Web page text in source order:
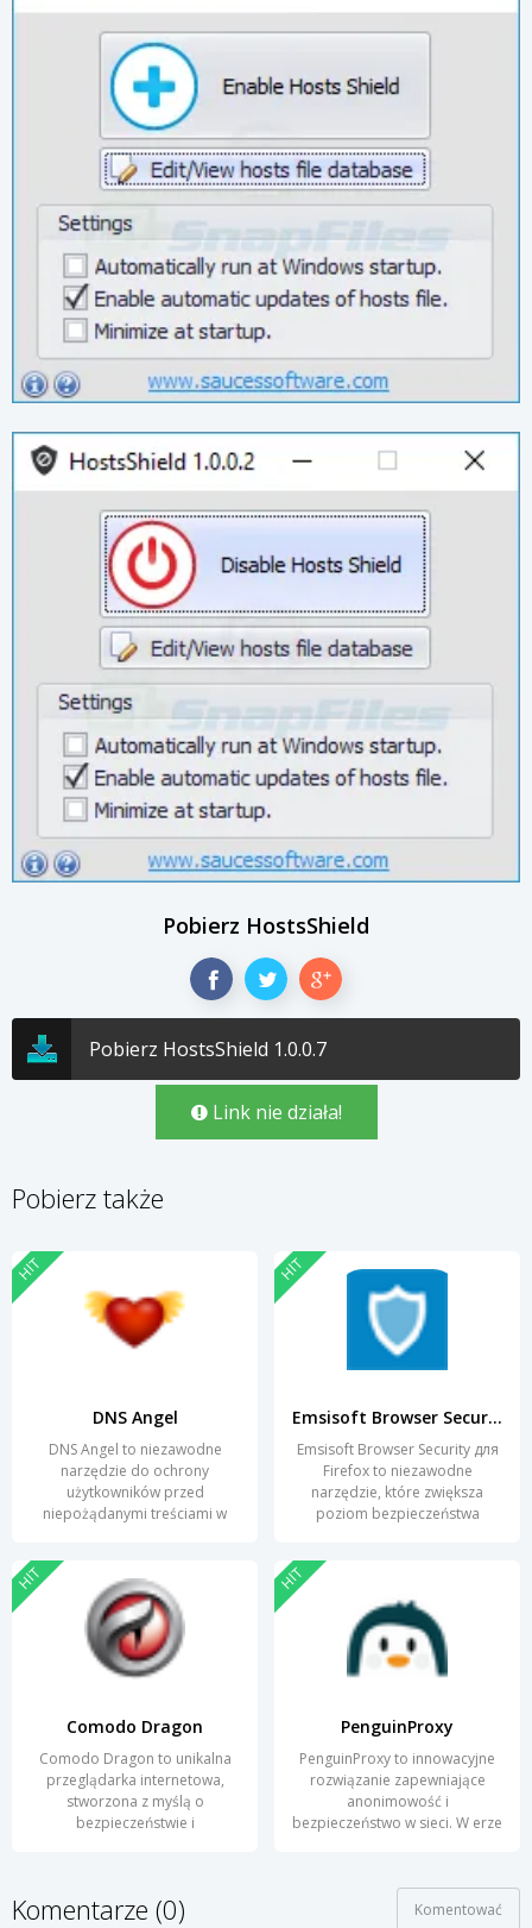
Pobierz HostsShield
Pobierz HostsShield 1.0.0.7
Link nie działa!
Pobierz także
DNS Angel
DNS Angel to niezawodne
narzędzie do ochrony
użytkowników przed
niepożądanymi treściami w
HIT
Emsisoft Browser Security for Firefox
Emsisoft Browser Security для
Firefox to niezawodne
narzędzie, które zwiększa
poziom bezpieczeństwa
HIT
Comodo Dragon
Comodo Dragon to unikalna
przeglądarka internetowa,
stworzona z myślą o
bezpieczeństwie i
HIT
PenguinProxy
PenguinProxy to innowacyjne
rozwiązanie zapewniające
anonimowość i
bezpieczeństwo w sieci. W erze
HIT
Komentarze (0) Komentować